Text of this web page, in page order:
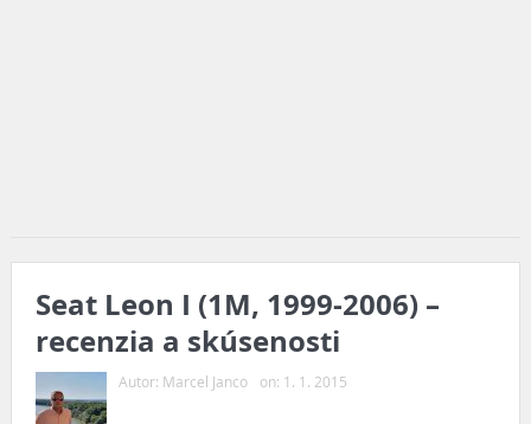
Seat Leon I (1M, 1999-2006) –
recenzia a skúsenosti
Autor: Marcel Janco on: 1. 1. 2015